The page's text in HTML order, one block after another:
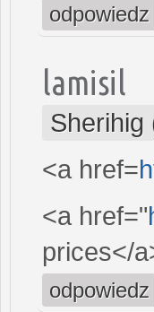
odpowiedz
lamisil
Sherihig
<a href=
<a href="
prices</
odpowiedz